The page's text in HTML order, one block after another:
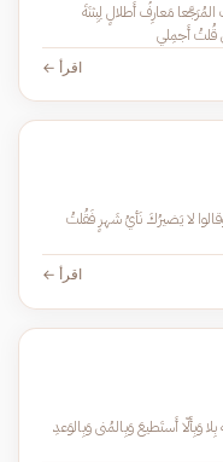
عَرِفتُ مَصيفَ الحَيِّ وَالمُتَرَبَّعا كَما خَطَّتِ الكَفُّ الكِتابَ المُرَجَّعا مَعارِفُ أَطلالٍ لِبِثنَةَ
اقرأ ←
يَطولُ اليَومُ إِن شَحَطَت نَواها وَحَولٌ نَلتَقي فيهِ قَصيرُ وَقالوا لا يَضيرُكَ نَأيُ شَهرٍ فَقُلتُ
اقرأ ←
وَإِنّي لَأَرضى مِن بُثَينَةَ بِالَّذي لَوَ اَبصَرَهُ الواشي لَقَرَّت بَلابِلُه بِلا وَبِأَلّا أَستَطيعَ وَبِالمُنى وَبِالوَعدِ